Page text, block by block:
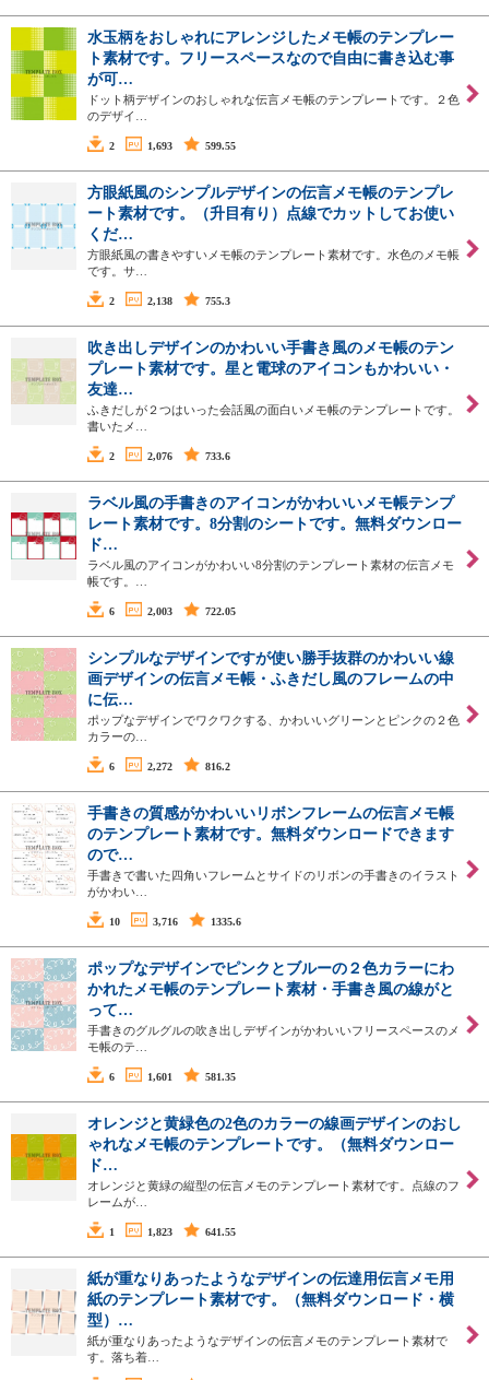
水玉柄をおしゃれにアレンジしたメモ帳のテンプレー
ト素材です。フリースペースなので自由に書き込む事
が可…
ドット柄デザインのおしゃれな伝言メモ帳のテンプレートです。２色
のデザイ…
2 1,693 599.55
方眼紙風のシンプルデザインの伝言メモ帳のテンプレ
ート素材です。（升目有り）点線でカットしてお使い
くだ…
方眼紙風の書きやすいメモ帳のテンプレート素材です。水色のメモ帳
です。サ…
2 2,138 755.3
吹き出しデザインのかわいい手書き風のメモ帳のテン
プレート素材です。星と電球のアイコンもかわいい・
友達…
ふきだしが２つはいった会話風の面白いメモ帳のテンプレートです。
書いたメ…
2 2,076 733.6
ラベル風の手書きのアイコンがかわいいメモ帳テンプ
レート素材です。8分割のシートです。無料ダウンロー
ド…
ラベル風のアイコンがかわいい8分割のテンプレート素材の伝言メモ
帳です。…
6 2,003 722.05
シンプルなデザインですが使い勝手抜群のかわいい線
画デザインの伝言メモ帳・ふきだし風のフレームの中
に伝…
ポップなデザインでワクワクする、かわいいグリーンとピンクの２色
カラーの…
6 2,272 816.2
手書きの質感がかわいいリボンフレームの伝言メモ帳
のテンプレート素材です。無料ダウンロードできます
ので…
手書きで書いた四角いフレームとサイドのリボンの手書きのイラスト
がかわい…
10 3,716 1335.6
ポップなデザインでピンクとブルーの２色カラーにわ
かれたメモ帳のテンプレート素材・手書き風の線がと
って…
手書きのグルグルの吹き出しデザインがかわいいフリースペースのメ
モ帳のテ…
6 1,601 581.35
オレンジと黄緑色の2色のカラーの線画デザインのおし
ゃれなメモ帳のテンプレートです。（無料ダウンロー
ド…
オレンジと黄緑の縦型の伝言メモのテンプレート素材です。点線のフ
レームが…
1 1,823 641.55
紙が重なりあったようなデザインの伝達用伝言メモ用
紙のテンプレート素材です。（無料ダウンロード・横
型）…
紙が重なりあったようなデザインの伝言メモのテンプレート素材で
す。落ち着…